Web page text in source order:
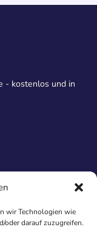
wir Technologien wie
oder darauf zuzugreifen.
- kostenlos und in